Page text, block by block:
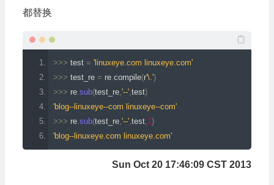
都替换
>>> test = 'linuxeye.com linuxeye.com'
>>> test_re = re.compile(r'\.')
>>> re.sub(test_re,'--',test)
'blog--linuxeye--com linuxeye--com'
>>> re.sub(test_re,'--',test,1)
'blog--linuxeye.com linuxeye.com'
Sun Oct 20 17:46:09 CST 2013